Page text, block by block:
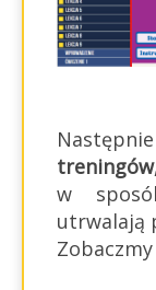
w
utrwalają